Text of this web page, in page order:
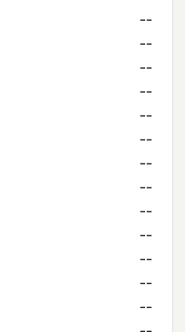
--
--
--
--
--
--
--
--
--
--
--
--
--